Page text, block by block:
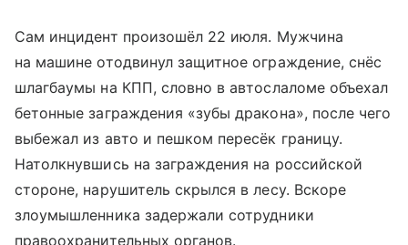
Сам инцидент произошёл 22 июля. Мужчина
на машине отодвинул защитное ограждение, снёс
шлагбаумы на КПП, словно в автослаломе объехал
бетонные заграждения «зубы дракона», после чего
выбежал из авто и пешком пересёк границу.
Натолкнувшись на заграждения на российской
стороне, нарушитель скрылся в лесу. Вскоре
злоумышленника задержали сотрудники
правоохранительных органов.